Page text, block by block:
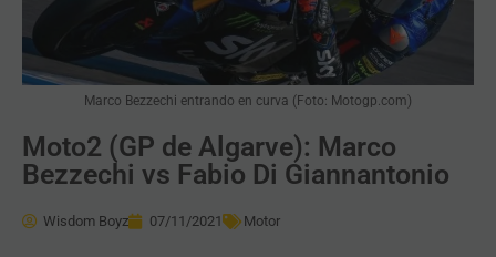
Marco Bezzechi entrando en curva (Foto: Motogp.com)
Moto2 (GP de Algarve): Marco
Bezzechi vs Fabio Di Giannantonio
Wisdom Boyz 07/11/2021 Motor